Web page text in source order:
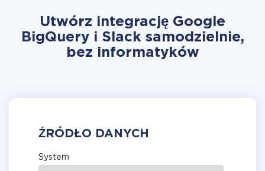
Utwórz integrację Google
BigQuery i Slack samodzielnie,
bez informatyków
ŹRÓDŁO DANYCH
System